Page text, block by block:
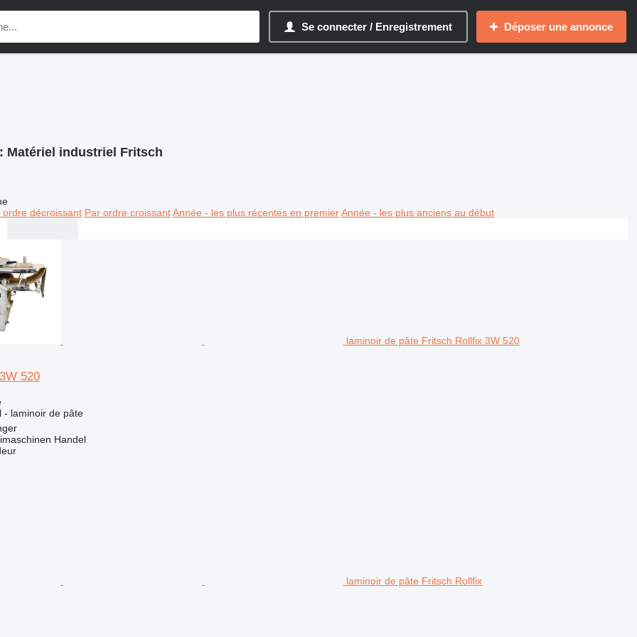
Se connecter / Enregistrement Déposer une annonce
Matériel industriel Fritsch
ordre décroissant Par ordre croissant Année - les plus récentes en premier Année - les plus anciens au début
laminoir de pâte Fritsch Rollfix 3W 520
520
- laminoir de pâte
Handel
laminoir de pâte Fritsch Rollfix